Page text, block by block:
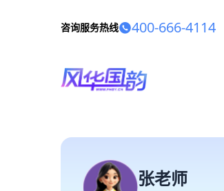
咨询服务热线 400-666-4114
张老师